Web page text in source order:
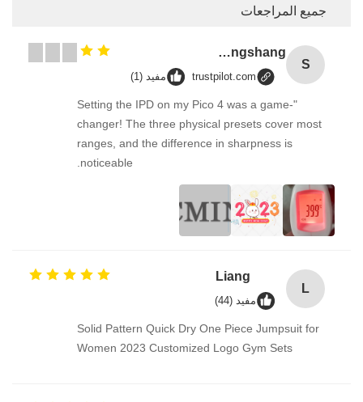
جميع المراجعات
S
Songshang
trustpilot.com مفيد (1)
"Setting the IPD on my Pico 4 was a game-
changer! The three physical presets cover most
ranges, and the difference in sharpness is
noticeable.
L
Liang
مفيد (44)
Solid Pattern Quick Dry One Piece Jumpsuit for
Women 2023 Customized Logo Gym Sets